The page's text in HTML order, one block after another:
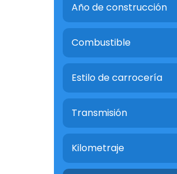
Año de construcción
Combustible
Estilo de carrocería
Transmisión
Kilometraje